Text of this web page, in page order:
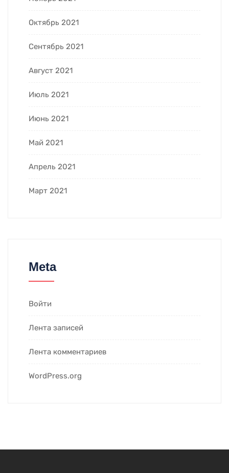
Октябрь 2021
Сентябрь 2021
Август 2021
Июль 2021
Июнь 2021
Май 2021
Апрель 2021
Март 2021
Meta
Войти
Лента записей
Лента комментариев
WordPress.org